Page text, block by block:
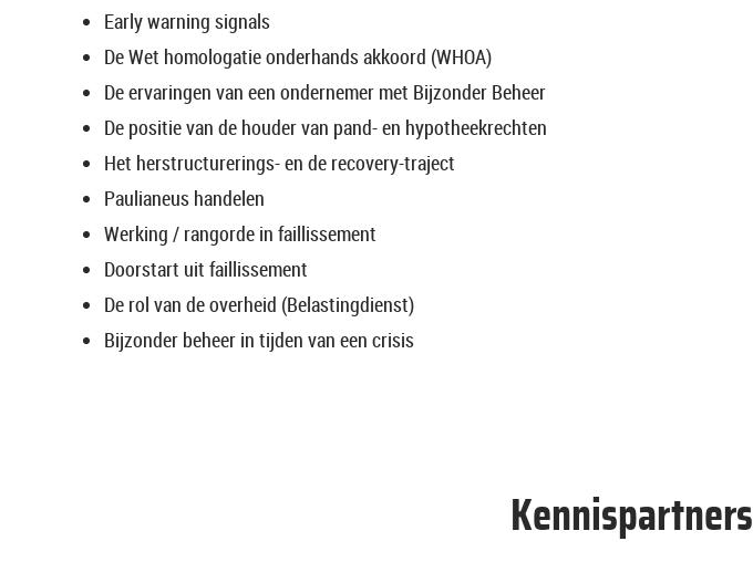
Early warning signals
De Wet homologatie onderhands akkoord (WHOA)
De ervaringen van een ondernemer met Bijzonder Beheer
De positie van de houder van pand- en hypotheekrechten
Het herstructurerings- en de recovery-traject
Paulianeus handelen
Werking / rangorde in faillissement
Doorstart uit faillissement
De rol van de overheid (Belastingdienst)
Bijzonder beheer in tijden van een crisis
Kennispartners